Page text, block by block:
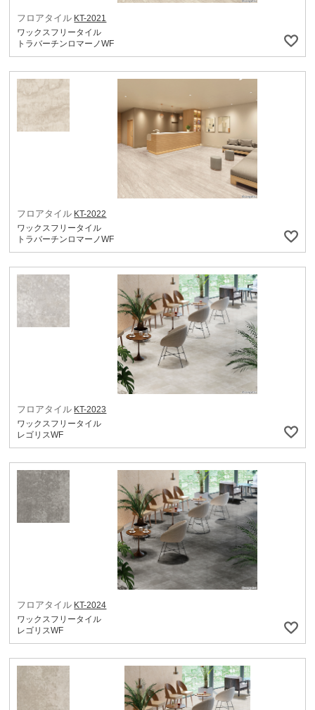
フロアタイル KT-2021
ワックスフリータイル
トラバーチンロマーノWF
フロアタイル KT-2022
ワックスフリータイル
トラバーチンロマーノWF
フロアタイル KT-2023
ワックスフリータイル
レゴリスWF
フロアタイル KT-2024
ワックスフリータイル
レゴリスWF